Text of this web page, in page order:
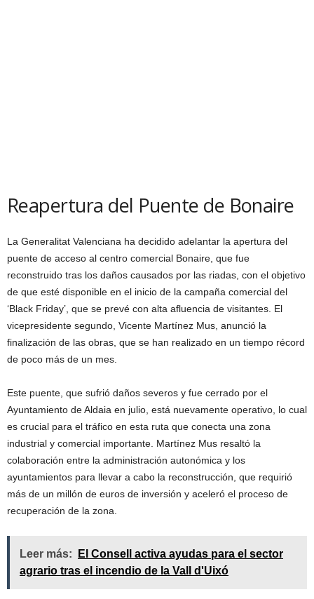
Reapertura del Puente de Bonaire
La Generalitat Valenciana ha decidido adelantar la apertura del
puente de acceso al centro comercial Bonaire, que fue
reconstruido tras los daños causados por las riadas, con el objetivo
de que esté disponible en el inicio de la campaña comercial del
‘Black Friday’, que se prevé con alta afluencia de visitantes. El
vicepresidente segundo, Vicente Martínez Mus, anunció la
finalización de las obras, que se han realizado en un tiempo récord
de poco más de un mes.
Este puente, que sufrió daños severos y fue cerrado por el
Ayuntamiento de Aldaia en julio, está nuevamente operativo, lo cual
es crucial para el tráfico en esta ruta que conecta una zona
industrial y comercial importante. Martínez Mus resaltó la
colaboración entre la administración autonómica y los
ayuntamientos para llevar a cabo la reconstrucción, que requirió
más de un millón de euros de inversión y aceleró el proceso de
recuperación de la zona.
Leer más:
El Consell activa ayudas para el sector
agrario tras el incendio de la Vall d'Uixó